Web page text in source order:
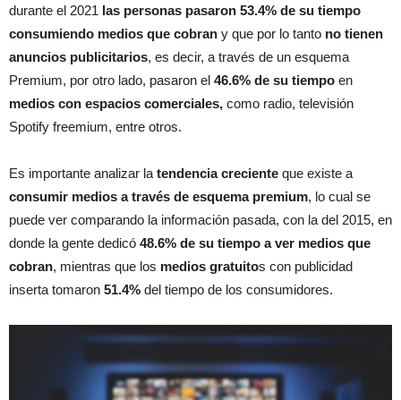
durante el 2021 las personas pasaron 53.4% de su tiempo
consumiendo medios que cobran y que por lo tanto no tienen
anuncios publicitarios, es decir, a través de un esquema
Premium, por otro lado, pasaron el 46.6% de su tiempo en
medios con espacios comerciales, como radio, televisión
Spotify freemium, entre otros.
Es importante analizar latendencia creciente que existe a
consumir medios a través de esquema premium, lo cual se
puede ver comparando la información pasada, con la del 2015, en
donde la gente dedicó 48.6% de su tiempo a ver medios que
cobran, mientras que los medios gratuitos con publicidad
inserta tomaron 51.4% del tiempo de los consumidores.